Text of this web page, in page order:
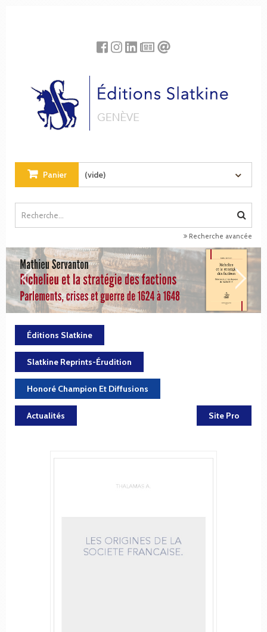
Panier (vide)
Recherche avancée
Éditions Slatkine
Slatkine Reprints-Érudition
Honoré Champion Et Diffusions
Actualités Site Pro